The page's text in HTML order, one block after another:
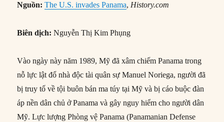
Nguồn: The U.S. invades Panama,History.com
Biên dịch: Nguyễn Thị Kim Phụng
Vào ngày này năm 1989, Mỹ đã xâm chiếm Panama trong
nỗ lực lật đổ nhà độc tài quân sự Manuel Noriega, người đã
bị truy tố về tội buôn bán ma túy tại Mỹ và bị cáo buộc đàn
áp nền dân chủ ở Panama và gây nguy hiểm cho người dân
Mỹ. Lực lượng Phòng vệ Panama (Panamanian Defense